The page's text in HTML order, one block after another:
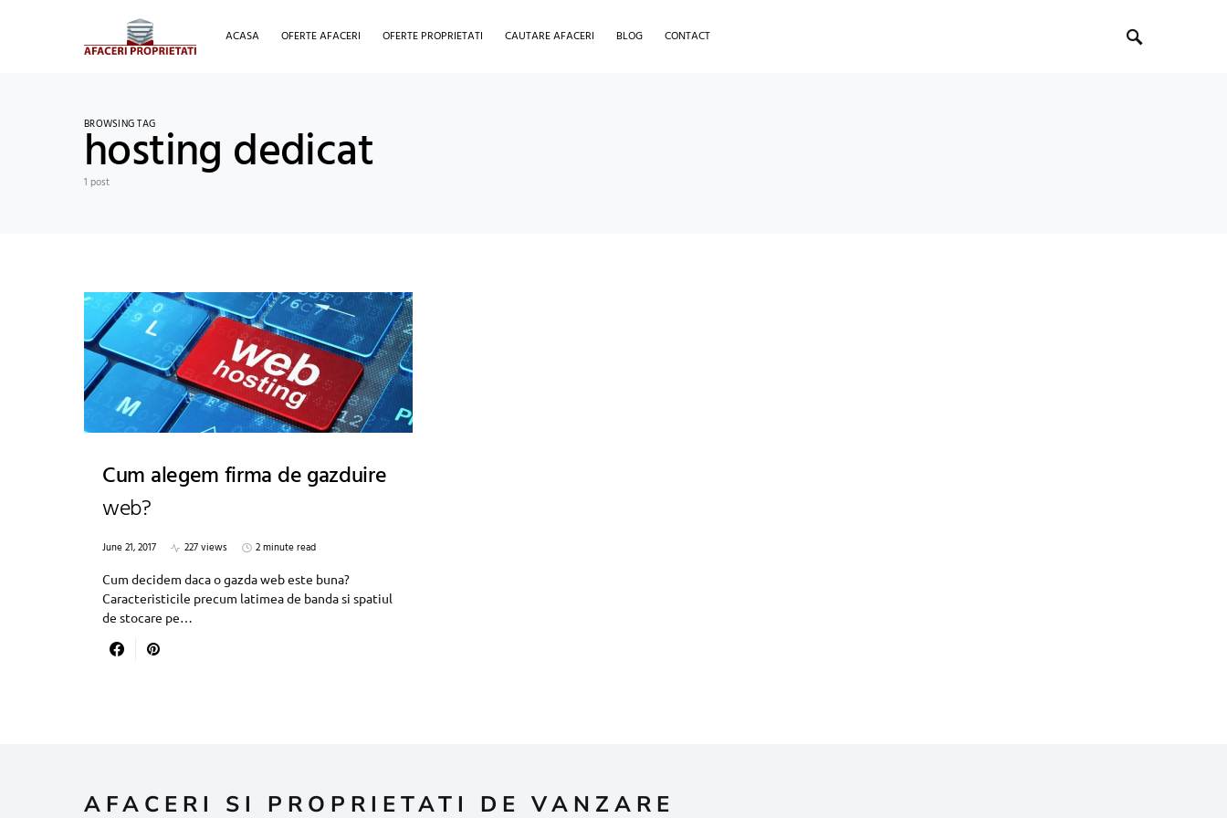
ACASA OFERTE AFACERI OFERTE PROPRIETATI CAUTARE AFACERI BLOG CONTACT
BROWSING TAG
hosting dedicat
1 post
Cum alegem firma de gazduire
web?
June 21, 2017 227 views
2 minute read
Cum decidem daca o gazda web este buna?
Caracteristicile precum latimea de banda si spatiul
de stocare pe…
AFACERI SI PROPRIETATI DE VANZARE